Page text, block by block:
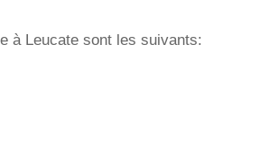
à Leucate sont les suivants: